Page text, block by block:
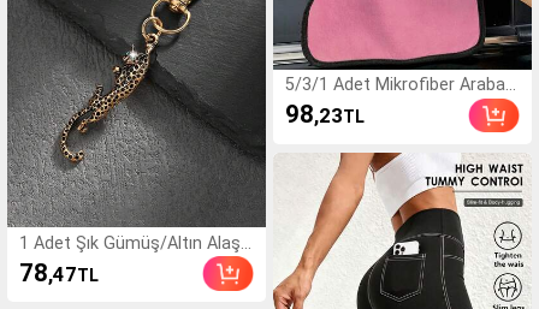
1 Adet Şık Gümüş/Altın Alaşı
mlı Yapay Elmas Leopar Anah
tarlık, Araba Çantası Kolye Uc
78,47TL
5/3/1 Adet Mikrofiber Araba
Yıkama Havlusu, Otomobil Te
mizlik ve Kurulama Bezi, Arab
98,23TL